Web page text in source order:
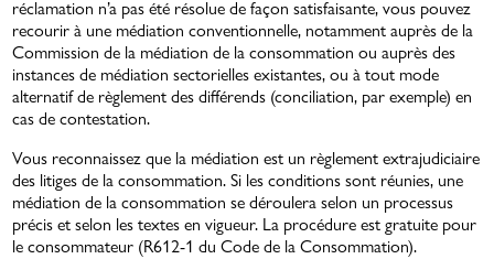
réclamation n’a pas été résolue de façon satisfaisante, vous pouvez
recourir à une médiation conventionnelle, notamment auprès de la
Commission de la médiation de la consommation ou auprès des
instances de médiation sectorielles existantes, ou à tout mode
alternatif de règlement des différends (conciliation, par exemple) en
cas de contestation.
Vous reconnaissez que la médiation est un règlement extrajudiciaire
des litiges de la consommation. Si les conditions sont réunies, une
médiation de la consommation se déroulera selon un processus
précis et selon les textes en vigueur. La procédure est gratuite pour
le consommateur (R612-1 du Code de la Consommation).